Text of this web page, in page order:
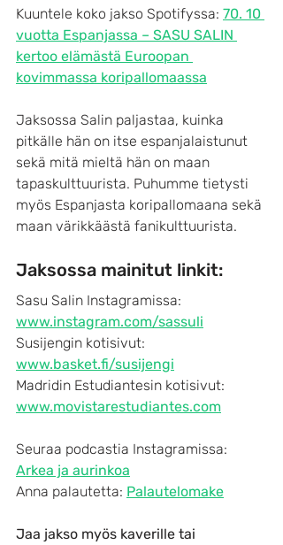
Kuuntele koko jakso Spotifyssa: 70. 10
vuotta Espanjassa – SASU SALIN
kertoo elämästä Euroopan
kovimmassa koripallomaassa
Jaksossa Salin paljastaa, kuinka
pitkälle hän on itse espanjalaistunut
sekä mitä mieltä hän on maan
tapaskulttuurista. Puhumme tietysti
myös Espanjasta koripallomaana sekä
maan värikkäästä fanikulttuurista.
Jaksossa mainitut linkit:
Sasu Salin Instagramissa:
www.instagram.com/sassuli
Susijengin kotisivut:
www.basket.fi/susijengi
Madridin Estudiantesin kotisivut:
www.movistarestudiantes.com
Seuraa podcastia Instagramissa:
Arkea ja aurinkoa
Anna palautetta: Palautelomake
Jaa jakso myös kaverille tai